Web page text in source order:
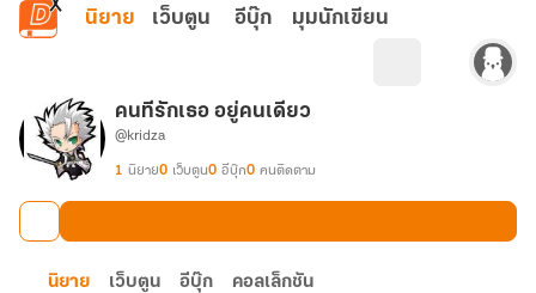
ข้ามไปยังเนื้อหาหลัก
นิยาย เว็บตูน อีบุ๊ก มุมนักเขียน
คนทีรักเธอ อยู่คนเดียว
@kridza
1 นิยาย0 เว็บตูน0 อีบุ๊ก0 คนติดตาม
นิยาย เว็บตูน อีบุ๊ก คอลเล็กชัน